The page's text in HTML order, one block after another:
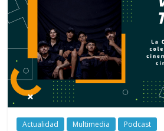
periodismo
digital
Politécnico
Grancolombiano
Actualidad Multimedia Podcast